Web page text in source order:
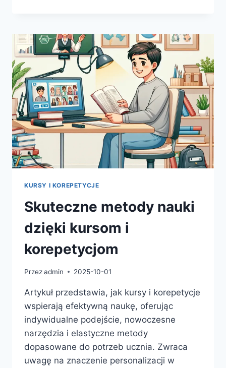
DO
SUKCESU
W
NAUCE
KURSY I KOREPETYCJE
Skuteczne metody nauki
dzięki kursom i
korepetycjom
Przezadmin 2025-10-01
Artykuł przedstawia, jak kursy i korepetycje
wspierają efektywną naukę, oferując
indywidualne podejście, nowoczesne
narzędzia i elastyczne metody
dopasowane do potrzeb ucznia. Zwraca
uwagę na znaczenie personalizacji w